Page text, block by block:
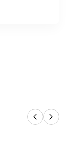
Productos